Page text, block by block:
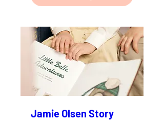
Jamie Olsen Story